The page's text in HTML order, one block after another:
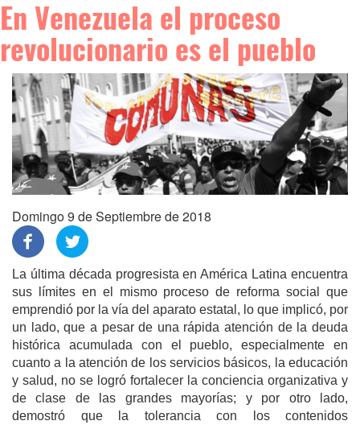
En Venezuela el proceso
revolucionario es el pueblo
Domingo 9 de Septiembre de 2018
La última década progresista en América Latina encuentra
sus límites en el mismo proceso de reforma social que
emprendió por la vía del aparato estatal, lo que implicó, por
un lado, que a pesar de una rápida atención de la deuda
histórica acumulada con el pueblo, especialmente en
cuanto a la atención de los servicios básicos, la educación
y salud, no se logró fortalecer la conciencia organizativa y
de clase de las grandes mayorías; y por otro lado,
demostró que la tolerancia con los contenidos